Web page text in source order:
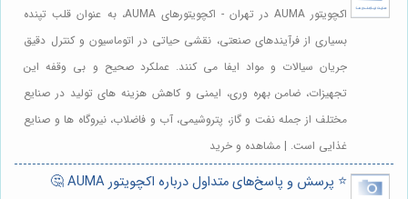
اکچویتور AUMA در تهران - اکچویتورهای AUMA، به عنوان قلب تپنده
بسیاری از فرآیندهای صنعتی، نقشی حیاتی در اتوماسیون و کنترل دقیق
جریان سیالات و مواد ایفا می کنند. عملکرد صحیح و بی وقفه این
تجهیزات، ضامن بهره وری، ایمنی و کاهش هزینه های تولید در صنایع
مختلف از جمله نفت و گاز، پتروشیمی، آب و فاضلاب، نیروگاه ها و صنایع
غذایی است. | مشاهده و خرید
⭐️ پرسش و پاسخ‌های متداول درباره اکچویتور AUMA 🤔